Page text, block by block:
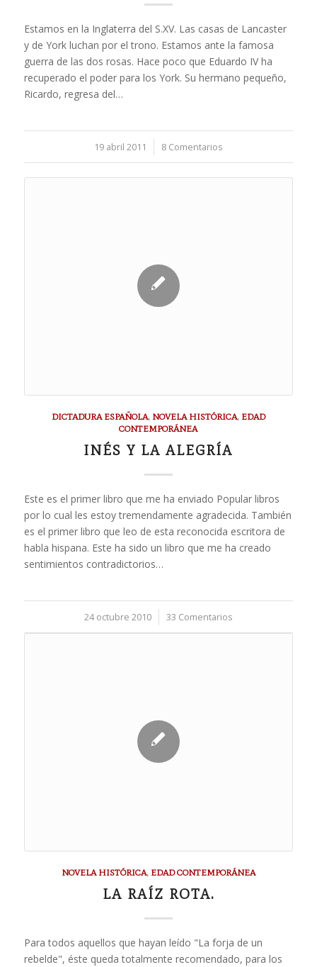
Estamos en la Inglaterra del S.XV. Las casas de Lancaster
y de York luchan por el trono. Estamos ante la famosa
guerra de las dos rosas. Hace poco que Eduardo IV ha
recuperado el poder para los York. Su hermano pequeño,
Ricardo, regresa del…
19 abril 2011
/ 8 Comentarios
DICTADURA ESPAÑOLA, NOVELA HISTÓRICA, EDAD
CONTEMPORÁNEA
INÉS Y LA ALEGRÍA
Este es el primer libro que me ha enviado Popular libros
por lo cual les estoy tremendamente agradecida. También
es el primer libro que leo de esta reconocida escritora de
habla hispana. Este ha sido un libro que me ha creado
sentimientos contradictorios…
24 octubre 2010
/ 33 Comentarios
NOVELA HISTÓRICA, EDAD CONTEMPORÁNEA
LA RAÍZ ROTA.
Para todos aquellos que hayan leído "La forja de un
rebelde", éste queda totalmente recomendado, para los